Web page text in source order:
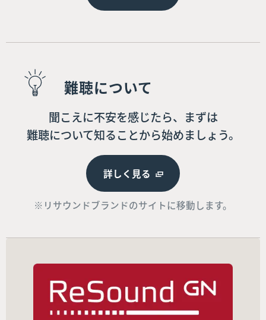
難聴について
聞こえに不安を感じたら、まずは
難聴について知ることから始めましょう。
詳しく見る
※リサウンドブランドのサイトに移動します。